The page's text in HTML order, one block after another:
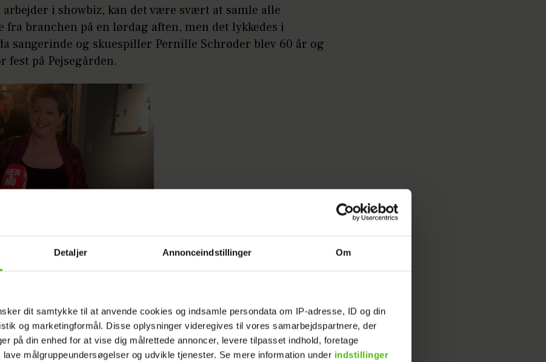
Detaljer Annonceindstillinger Om
dit samtykke til at anvende cookies og indsamle persondata om IP-adresse, ID og din
og marketingformål. Disse oplysninger videregives til vores samarbejdspartnere, der
på din enhed for at vise dig målrettede annoncer, levere tilpasset indhold, foretage
målgruppeundersøgelser og udvikle tjenester. Se mere information under indstillinger
arbejder i showbiz, kan det være svært at samle alle
fra branchen på en lørdag aften, men det lykkedes i
sangerinde og skuespiller Pernille Schrøder blev 60 år og
fest på Pejsegården.
kom helt fra en forestilling i Frederikshavn og var først
22," husker Pernille om den festlige aften, hvor hun
af en overraskelse af sin nye arbejdsgiver, Cirkusrevyen.